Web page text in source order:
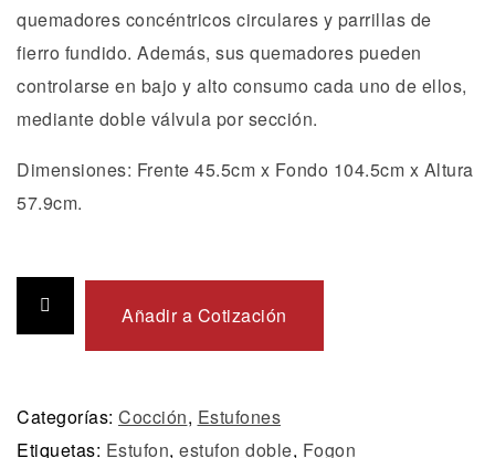
quemadores concéntricos circulares y parrillas de
fierro fundido. Además, sus quemadores pueden
controlarse en bajo y alto consumo cada uno de ellos,
mediante doble válvula por sección.
Dimensiones: Frente 45.5cm x Fondo 104.5cm x Altura
57.9cm.
Añadir a Cotización
Categorías: Cocción, Estufones
Etiquetas: Estufon, estufon doble, Fogon